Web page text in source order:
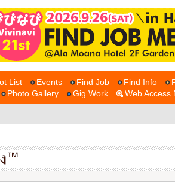
List Events Find Job Find Info
Photo Gallery Gig Work Web Access